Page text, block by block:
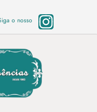
o nosso